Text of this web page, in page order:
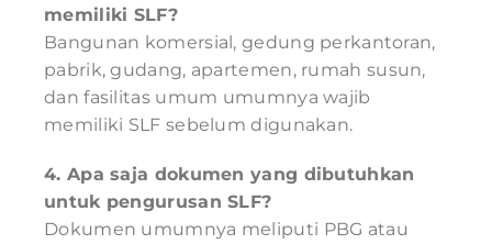
memiliki SLF?
Bangunan komersial, gedung perkantoran,
pabrik, gudang, apartemen, rumah susun,
dan fasilitas umum umumnya wajib
memiliki SLF sebelum digunakan.
4. Apa saja dokumen yang dibutuhkan
untuk pengurusan SLF?
Dokumen umumnya meliputi PBG atau